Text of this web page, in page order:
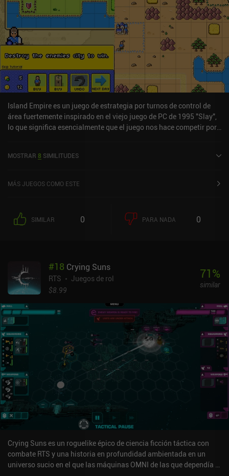
Island Empire es un juego de estrategia por turnos de control de
área fuertemente inspirado en el viejo juego de PC de 1995 "Slay",
lo que significa esencialmente que el juego nos hace competir por
una cuadrícula cuadrada en la que algunas casillas están
dinero proporcional al número de fichas que controlamos, así que
mover para atacar a tropas enemigas de niveles iguales.
Curiosamente, también podemos fusionar dos unidades para crear
soldados, ya que cada unidad y estructura bajo nuestro control
requiere un mantenimiento constante que se deduce de nuestra
reserva de oro en cada turno. Si no pagamos, todas nuestras
conectada a otra se convierte en un reino propio, con una
economía y un ejército independientes. Esto hace que "divide y
vencerás" sea una estrategia eficaz incluso contra un enemigo
superior. Me ha gustado cómo el juego introduce gradualmente su
mecánica a través de una serie de atractivos niveles de campaña.
Paso a paso, aprendemos sus complejidades tácticas, que
finalmente nos permiten derrotar incluso al oponente PvE más
desafiante - y ganar contra amigos en las escaramuzas
multijugador en el mismo dispositivo. Island Empire se monetiza a
través de algunos iAP que desactivan los anuncios ocasionales,
desbloquean paquetes de misiones adicionales y proporcionan
acceso al editor de mapas. Todos ellos son baratos y no son
realmente necesarios para disfrutar del juego. Creo que a muchos
fans de los juegos de estrategia 4X les encantará este juego por su
jugabilidad desafiante pero ágil.
MOSTRAR 8 SIMILITUDES
MÁS JUEGOS COMO ESTE
SIMILAR 0 PARA NADA 0
#18 Crying Suns
RTS
Juegos de rol
$8.99
71%
similar
Crying Suns es un roguelike épico de ciencia ficción táctica con
combate RTS y una historia en profundidad ambientada en un
universo sucio en el que las máquinas OMNI de las que dependía la